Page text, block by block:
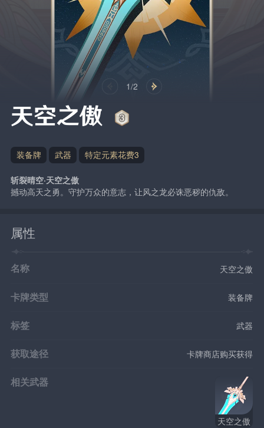
1/2
天空之傲
装备牌 武器 特定元素花费3
斩裂晴空·天空之傲
撼动高天之勇。守护万众的意志，让风之龙必诛恶秽的仇敌。
属性
名称 天空之傲
卡牌类型 装备牌
标签 武器
获取途径 卡牌商店购买获得
相关武器
天空之傲